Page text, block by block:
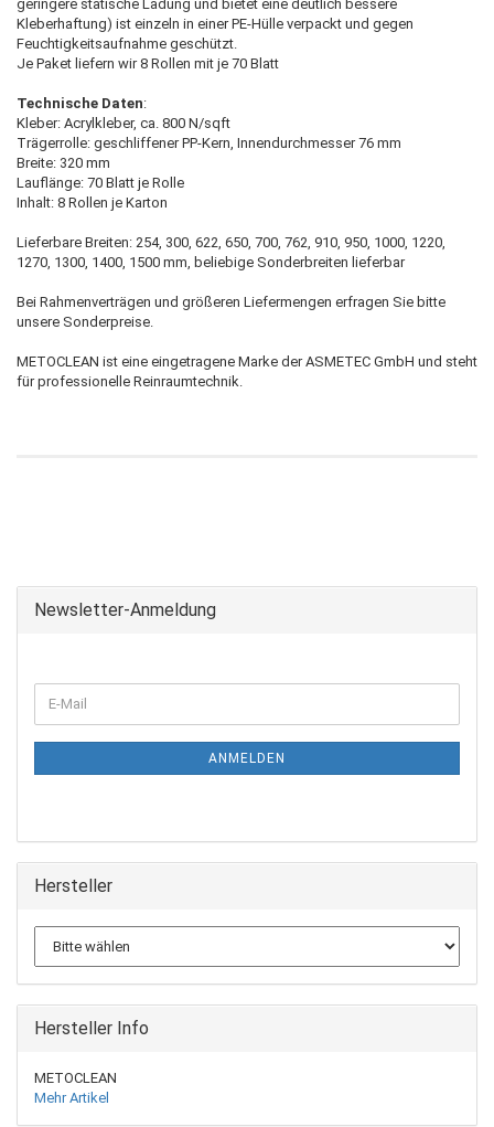
geringere statische Ladung und bietet eine deutlich bessere
Kleberhaftung) ist einzeln in einer PE-Hülle verpackt und gegen
Feuchtigkeitsaufnahme geschützt.
Je Paket liefern wir 8 Rollen mit je 70 Blatt
Technische Daten:
Kleber: Acrylkleber, ca. 800 N/sqft
Trägerrolle: geschliffener PP-Kern, Innendurchmesser 76 mm
Breite: 320 mm
Lauflänge: 70 Blatt je Rolle
Inhalt: 8 Rollen je Karton
Lieferbare Breiten: 254, 300, 622, 650, 700, 762, 910, 950, 1000, 1220,
1270, 1300, 1400, 1500 mm, beliebige Sonderbreiten lieferbar
Bei Rahmenverträgen und größeren Liefermengen erfragen Sie bitte
unsere Sonderpreise.
METOCLEAN ist eine eingetragene Marke der ASMETEC GmbH und steht
für professionelle Reinraumtechnik.
Newsletter-Anmeldung
ANMELDEN
Hersteller
Hersteller Info
METOCLEAN
Mehr Artikel